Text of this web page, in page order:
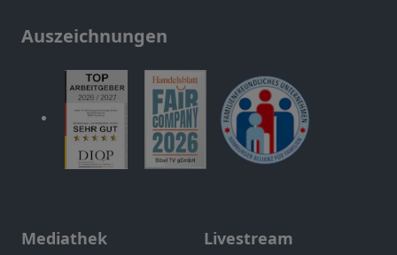
Auszeichnungen
Mediathek Livestream